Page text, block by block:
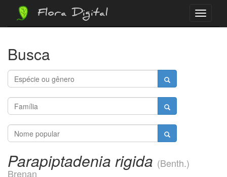
Menu
Flora Digital
Busca
Parapiptadenia rigida (Benth.)
Brenan